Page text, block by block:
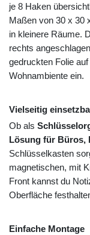
je 8 Haken
Maßen von 30 x 30
in kleinere Räume.
rechts
gedruckten Folie
Wohnambiente ein.
Vielseitig
Ob als
Lösung für Büros,
Schlüsselkasten
magnetischen, mit
Front kannst du
Oberfläche
Einfache Montage